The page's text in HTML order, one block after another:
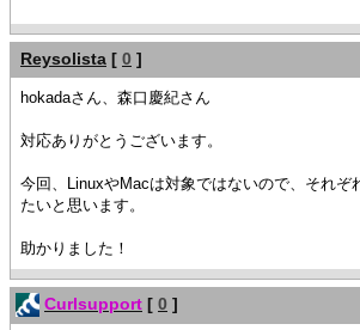
Reysolista [ 0 ]
hokadaさん、森口慶紀さん
対応ありがとうございます。
今回、LinuxやMacは対象ではないので、それぞ
たいと思います。
助かりました！
Curlsupport [ 0 ]